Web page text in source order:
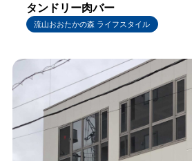
タンドリー肉バー
流山おおたかの森 ライフスタイル